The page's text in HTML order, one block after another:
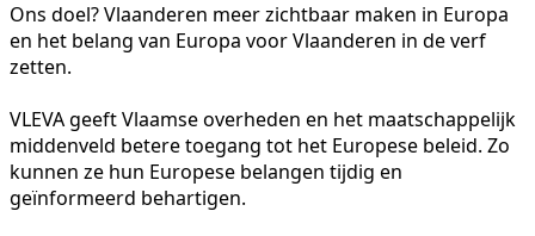
Ons doel? Vlaanderen meer zichtbaar maken in Europa
en het belang van Europa voor Vlaanderen in de verf
zetten.
VLEVA geeft Vlaamse overheden en het maatschappelijk
middenveld betere toegang tot het Europese beleid. Zo
kunnen ze hun Europese belangen tijdig en
geïnformeerd behartigen.